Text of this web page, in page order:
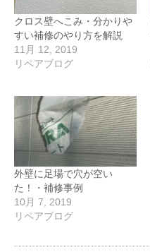
クロス壁へこみ・分かりや
すい補修のやり方を解説
11月 12, 2019
リペアブログ
外壁に足場で穴が空い
た！・補修事例
10月 7, 2019
リペアブログ